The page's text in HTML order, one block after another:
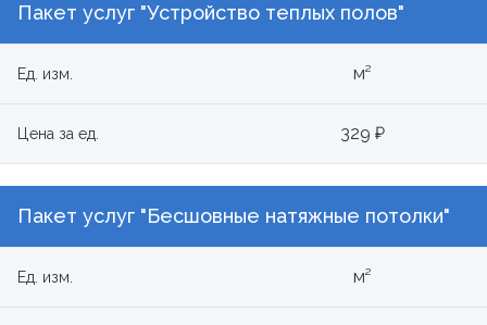
Пакет услуг "Устройство теплых полов"
Ед. изм. м²
Цена за ед. 329 ₽
Пакет услуг "Бесшовные натяжные потолки"
Ед. изм. м²